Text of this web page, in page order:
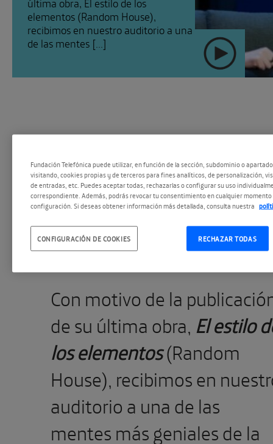
elementos (Random House),
recibimos en nuestro auditorio a una
de las mentes [...]
SEGUIR #Espacio
Con motivo de la
de su última obra, El estilo
los elementos(Random
House), recibimos en
auditorio a una de las
mentes más geniales de la
Fundación Telefónica puede utilizar, en función de la sección, subdominio o
visitando, cookies propias y de terceros para fines analíticos, de personalización,
de entradas, etc. Puedes aceptar todas, rechazarlas o configurar su uso
correspondiente. Además, podrás revocar tu consentimiento en cualquier momento
configuración. Si deseas obtener información más detallada, consulta nuestra
RECHAZAR TODAS
CONFIGURACIÓN DE COOKIES